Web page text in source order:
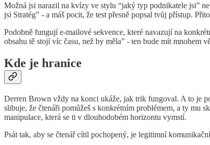
Možná jsi narazil na kvízy ve stylu “jaký typ podnikatele jsi”
jsi Stratég” - a máš pocit, že test přesně popsal tvůj přístup.
Podobně fungují e-mailové sekvence, které navazují na
obsahu tě stojí víc času, než by měla” - ten bude mít mnohem
Kde je hranice
Derren Brown vždy na konci ukáže, jak trik fungoval. A to je
slibuje, že čtenáři pomůžeš s konkrétním problémem, a ty mu
manipulace, která se ti v dlouhodobém horizontu vymstí.
Psát tak, aby se čtenář cítil pochopený, je legitimní